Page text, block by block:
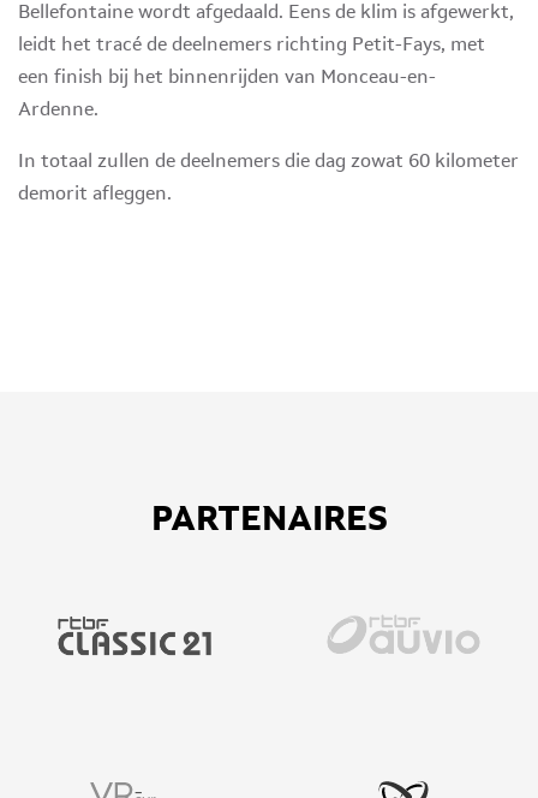
Bellefontaine wordt afgedaald. Eens de klim is afgewerkt,
leidt het tracé de deelnemers richting Petit-Fays, met
een finish bij het binnenrijden van Monceau-en-
Ardenne.
In totaal zullen de deelnemers die dag zowat 60 kilometer
demorit afleggen.
PARTENAIRES